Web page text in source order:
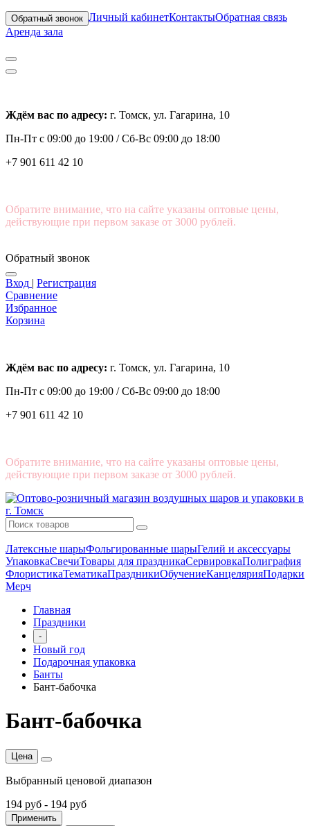
Обратный звонок Личный кабинетКонтактыОбратная связь
Аренда зала
Ждём вас по адресу: г. Томск, ул. Гагарина, 10
Пн-Пт с 09:00 до 19:00 /Сб-Вс 09:00 до 18:00
+7 901 611 42 10
Обратите внимание, что на сайте указаны оптовые цены,
действующие при первом заказе от 3000 рублей.
Обратный звонок
Вход | Регистрация
Сравнение
Избранное
Корзина
Ждём вас по адресу: г. Томск, ул. Гагарина, 10
Пн-Пт с 09:00 до 19:00 /Сб-Вс 09:00 до 18:00
+7 901 611 42 10
Обратите внимание, что на сайте указаны оптовые цены,
действующие при первом заказе от 3000 рублей.
Латексные шарыФольгированные шарыГелий и аксессуары
УпаковкаСвечиТовары для праздникаСервировкаПолиграфия
ФлористикаТематикаПраздникиОбучениеКанцелярияПодарки
Мерч
Главная
Праздники
-
Новый год
Подарочная упаковка
Банты
Бант-бабочка
Бант-бабочка
Цена
Выбранный ценовой диапазон
194 руб - 194 руб
Применить